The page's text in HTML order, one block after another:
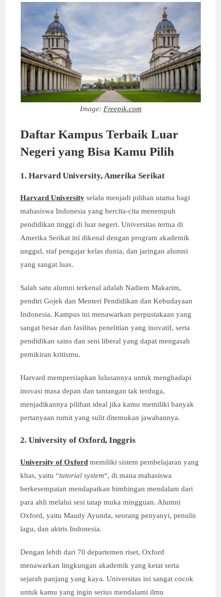
Image: Freepik.com
Daftar Kampus Terbaik Luar
Negeri yang Bisa Kamu Pilih
1. Harvard University, Amerika Serikat
Harvard University selalu menjadi pilihan utama bagi
mahasiswa Indonesia yang bercita-cita menempuh
pendidikan tinggi di luar negeri. Universitas tertua di
Amerika Serikat ini dikenal dengan program akademik
unggul, staf pengajar kelas dunia, dan jaringan alumni
yang sangat luas.
Salah satu alumni terkenal adalah Nadiem Makarim,
pendiri Gojek dan Menteri Pendidikan dan Kebudayaan
Indonesia. Kampus ini menawarkan perpustakaan yang
sangat besar dan fasilitas penelitian yang inovatif, serta
pendidikan sains dan seni liberal yang dapat mengasah
pemikiran kritismu.
Harvard mempersiapkan lulusannya untuk menghadapi
inovasi masa depan dan tantangan tak terduga,
menjadikannya pilihan ideal jika kamu memiliki banyak
pertanyaan rumit yang sulit ditemukan jawabannya.
2. University of Oxford, Inggris
University of Oxford memiliki sistem pembelajaran yang
khas, yaitu “tutorial system“, di mana mahasiswa
berkesempatan mendapatkan bimbingan mendalam dari
para ahli melalui sesi tatap muka mingguan. Alumni
Oxford, yaitu Maudy Ayunda, seorang penyanyi, penulis
lagu, dan aktris Indonesia.
Dengan lebih dari 70 departemen riset, Oxford
menawarkan lingkungan akademik yang ketat serta
sejarah panjang yang kaya. Universitas ini sangat cocok
untuk kamu yang ingin serius mendalami ilmu